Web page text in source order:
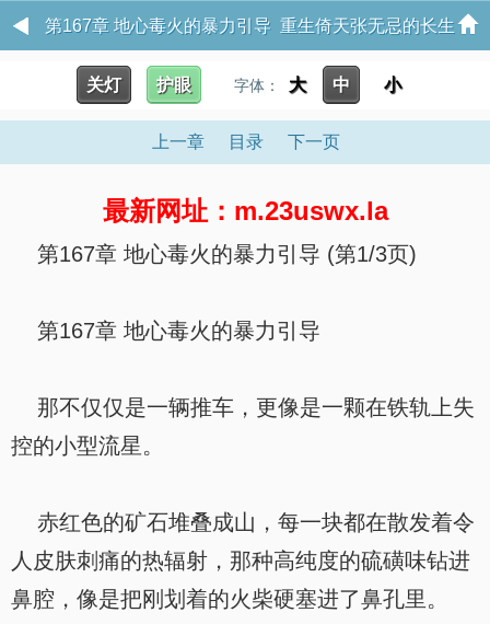
第167章 地心毒火的暴力引导 重生倚天张无忌的长生
之路
关灯 护眼 字体： 大 中 小
上一章 目录 下一页
最新网址：m.23uswx.la
第167章 地心毒火的暴力引导 (第1/3页)
第167章 地心毒火的暴力引导
那不仅仅是一辆推车，更像是一颗在铁轨上失
控的小型流星。
赤红色的矿石堆叠成山，每一块都在散发着令
人皮肤刺痛的热辐射，那种高纯度的硫磺味钻进
鼻腔，像是把刚划着的火柴硬塞进了鼻孔里。